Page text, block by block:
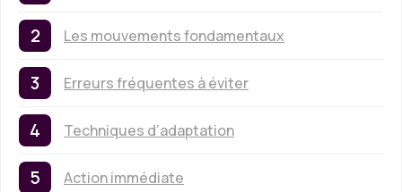
Les mouvements fondamentaux
Erreurs fréquentes à éviter
Techniques d’adaptation
Action immédiate